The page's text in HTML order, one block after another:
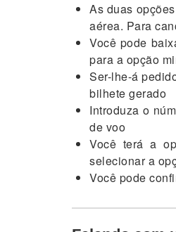
As duas
aérea. Para
Você pode
para a opção
Ser-lhe-á
bilhete gerado
Introduza o
de voo
Você terá a
selecionar a
Você pode